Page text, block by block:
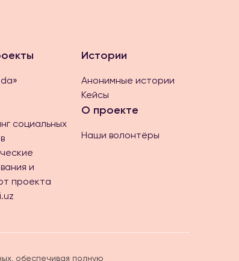
социальных
и
проекта
Истории
Анонимные истории
Кейсы
О проекте
Наши волонтёры
обеспечивая полную